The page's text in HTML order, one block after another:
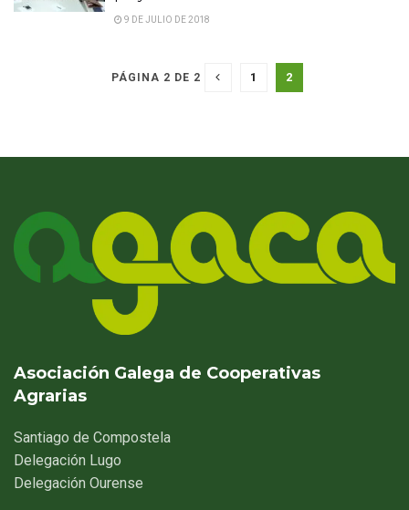
9 DE JULIO DE 2018
PÁGINA 2 DE 2 1 2
Asociación Galega de Cooperativas
Agrarias
Santiago de Compostela
Delegación Lugo
Delegación Ourense